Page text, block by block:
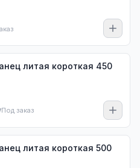
литая короткая 450
Под заказ
литая короткая 500